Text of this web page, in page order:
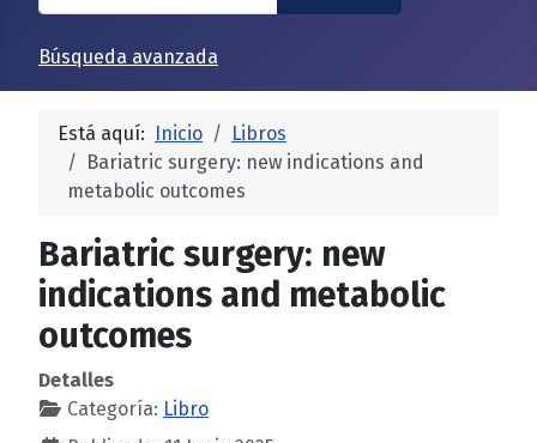
Búsqueda avanzada
Está aquí: Inicio
Libros
Bariatric surgery: new indications and
metabolic outcomes
Bariatric surgery: new
indications and metabolic
outcomes
Detalles
Categoría: Libro